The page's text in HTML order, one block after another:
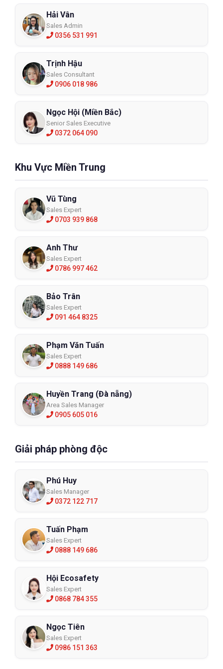
Hải Vân
Sales Admin
0356 531 991
Trịnh Hậu
Sales Consultant
0906 018 986
Ngọc Hội (Miền Bắc)
Senior Sales Executive
0372 064 090
Khu Vực Miền Trung
Vũ Tùng
Sales Expert
0703 939 868
Anh Thư
Sales Expert
0786 997 462
Bảo Trân
Sales Expert
091 464 8325
Phạm Văn Tuấn
Sales Expert
0888 149 686
Huyền Trang (Đà nẵng)
Area Sales Manager
0905 605 016
Giải pháp phòng độc
Phú Huy
Sales Manager
0372 122 717
Tuấn Phạm
Sales Expert
0888 149 686
Hội Ecosafety
Sales Expert
0868 784 355
Ngọc Tiên
Sales Expert
0986 151 363